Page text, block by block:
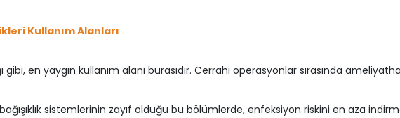
Kullanım Alanları
gibi, en yaygın kullanım alanı burasıdır. Cerrahi operasyonlar sırasında
sistemlerinin zayıf olduğu bu bölümlerde, enfeksiyon riskini en aza